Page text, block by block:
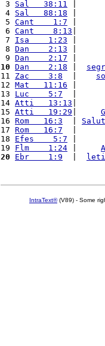
3 Sal   38:11
4 Sal   88:18
5 Cant    1:7 |
6 Cant    8:13
7 Isa    1:23
8 Dan    2:13
9 Dan    2:17
10 Dan    2:18
11 Zac    3:8
12 Mat   11:16
13 Luc    5:7
|
14 Atti   13:13 |
15 Atti   19:29
16 Rom   16:3
17 Rom   16:7
|
18 Efes    5:7 |
19 Flm    1:24
20
Ebr    1:9
IntraText®(V89) - Some